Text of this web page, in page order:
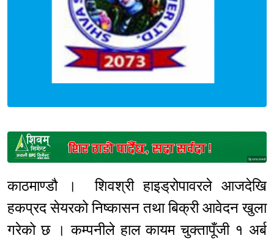
Sponsored
काठमाण्डौ । शिवश्री हाइड्रोपावरले आजदेखि
हकप्रद सेयरको निष्कासन तथा बिक्री आवेदन खुला
गरेको छ । कम्पनीले हाल कायम चुक्तापूँजी १ अर्ब